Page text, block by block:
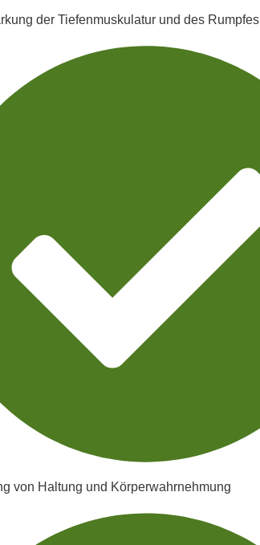
der Tiefenmuskulatur und des Rumpfes
von Haltung und Körperwahrnehmung